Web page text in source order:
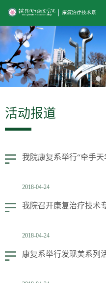
活动报道
我院康复系举行“牵手
2018-04-24
我院召开康复治疗技术
2018-04-24
康复系举行发现美系列